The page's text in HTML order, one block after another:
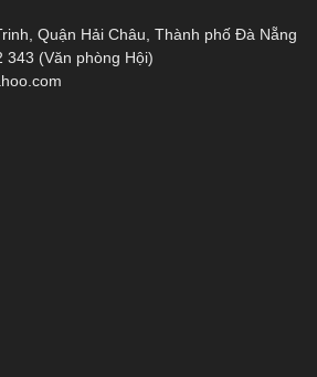
Quận Hải Châu, Thành phố Đà Nẵng
(Văn phòng Hội)